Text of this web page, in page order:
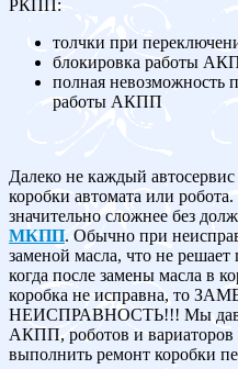
РКПП:
толчки при
блокировка работы
полная невозможность
работы АКПП
Далеко не каждый
коробки автомата или
значительно сложнее без
МКПП. Обычно при
заменой масла, что не
когда после замены масла в
коробка не исправна, то
НЕИСПРАВНОСТЬ!!! Мы
АКПП, роботов и вариаторов
выполнить ремонт коробки